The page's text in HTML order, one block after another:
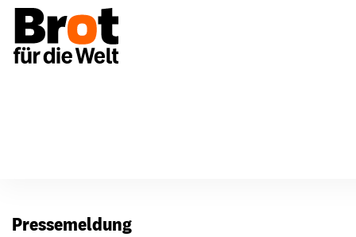
Pressemeldung